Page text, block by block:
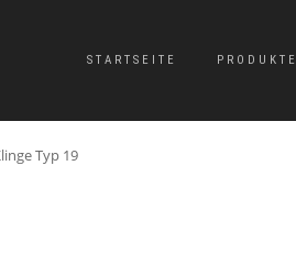
STARTSEITE PRODUKTE
Typ 19